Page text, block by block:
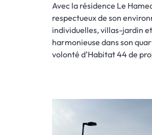
Avec la résidence Le
respectueux de son
individuelles, villas-jardin
harmonieuse dans son
volonté d’Habitat 44 de